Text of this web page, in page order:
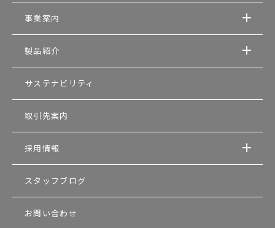
事業案内
製品紹介
サステナビリティ
取引先案内
採用情報
スタッフブログ
お問い合わせ